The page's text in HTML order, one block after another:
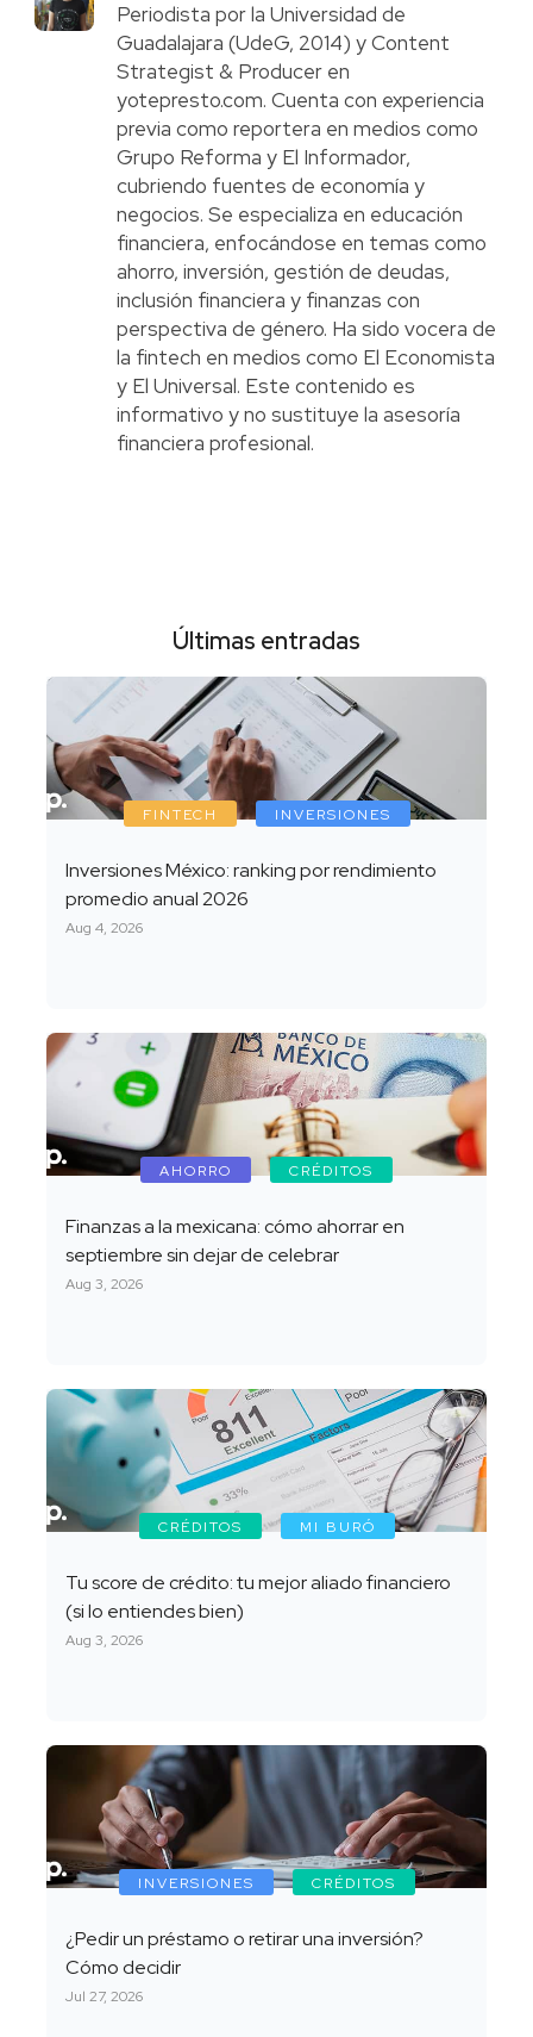
Periodista por la Universidad de
Guadalajara (UdeG, 2014) y Content
Strategist & Producer en
yotepresto.com. Cuenta con experiencia
previa como reportera en medios como
Grupo Reforma y El Informador,
cubriendo fuentes de economía y
negocios. Se especializa en educación
financiera, enfocándose en temas como
ahorro, inversión, gestión de deudas,
inclusión financiera y finanzas con
perspectiva de género. Ha sido vocera de
la fintech en medios como El Economista
y El Universal. Este contenido es
informativo y no sustituye la asesoría
financiera profesional.
Últimas entradas
FINTECH INVERSIONES
Inversiones México: ranking por rendimiento
promedio anual 2026
Aug 4, 2026
AHORRO CRÉDITOS
Finanzas a la mexicana: cómo ahorrar en
septiembre sin dejar de celebrar
Aug 3, 2026
CRÉDITOS MI BURÓ
Tu score de crédito: tu mejor aliado financiero
(si lo entiendes bien)
Aug 3, 2026
INVERSIONES CRÉDITOS
¿Pedir un préstamo o retirar una inversión?
Cómo decidir
Jul 27, 2026